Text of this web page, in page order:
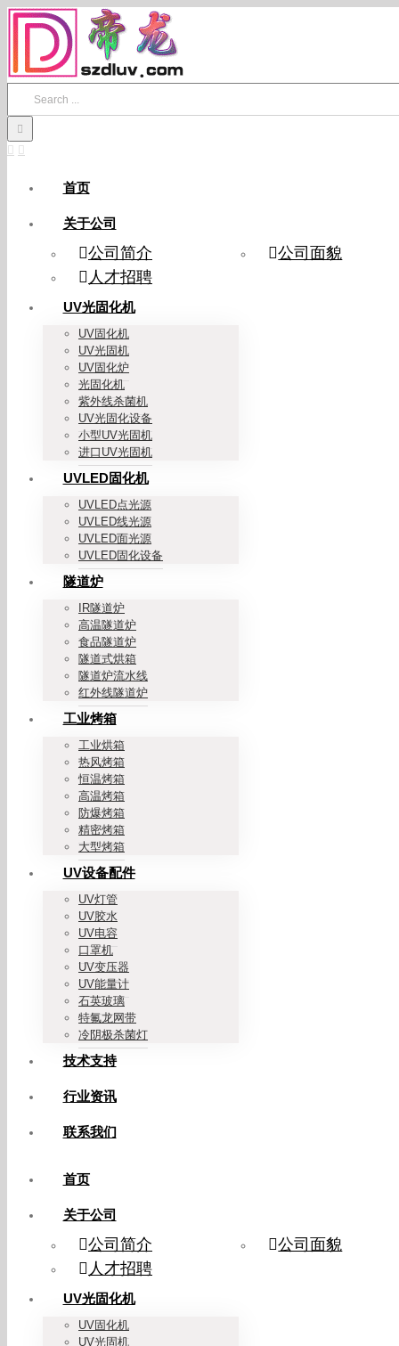
Skip
content
首页
关于公司
公司简介
公司面貌
人才招聘
UV光固化机
UV固化机
UV光固机
UV固化炉
光固化机
紫外线杀菌机
UV光固化设备
小型UV光固机
进口UV光固机
UVLED固化机
UVLED点光源
UVLED线光源
UVLED面光源
UVLED固化设备
隧道炉
IR隧道炉
高温隧道炉
食品隧道炉
隧道式烘箱
隧道炉流水线
红外线隧道炉
工业烤箱
工业烘箱
热风烤箱
恒温烤箱
高温烤箱
防爆烤箱
精密烤箱
大型烤箱
UV设备配件
UV灯管
UV胶水
UV电容
口罩机
UV变压器
UV能量计
石英玻璃
特氟龙网带
冷阴极杀菌灯
技术支持
行业资讯
联系我们
首页
关于公司
公司简介
公司面貌
人才招聘
UV光固化机
UV固化机
UV光固机